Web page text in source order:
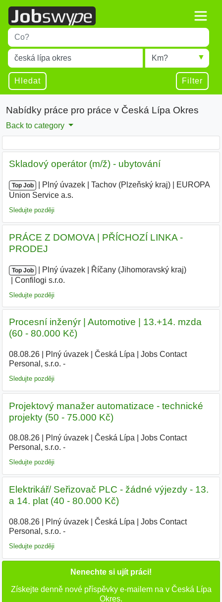
Title
Type 1 or more characters for results.
Místo
Type 1 or more characters for results.
Radius
Hledat Filter
Nabídky práce pro práce v Česká Lípa Okres
Back to category
Skladový operátor (m/ž) - ubytování
Top Job Plný úvazek Tachov (Plzeňský kraj)
EUROPA
Union Service a.s.
Sledujte později
PRÁCE Z DOMOVA | PŘÍCHOZÍ LINKA -
PRODEJ
Top Job Plný úvazek Říčany (Jihomoravský kraj)
Confilogi s.r.o.
Sledujte později
Procesní inženýr | Automotive | 13.+14. mzda
(60 - 80.000 Kč)
08.08.26| Plný úvazek| Česká Lípa
Jobs Contact
Personal, s.r.o. -
Sledujte později
Projektový manažer automatizace - technické
projekty (50 - 75.000 Kč)
08.08.26| Plný úvazek| Česká Lípa
Jobs Contact
Personal, s.r.o. -
Sledujte později
Elektrikář/ Seřizovač PLC - žádné výjezdy - 13.
a 14. plat (40 - 80.000 Kč)
08.08.26| Plný úvazek| Česká Lípa
Jobs Contact
Personal, s.r.o. -
Sledujte později
Nenechte si ujít práci!
Získejte denně nové příspěvky e-mailem na v Česká Lípa
Okres.